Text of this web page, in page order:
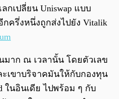
กเปลี่ยน Uniswap แบบ
ครึ่งหนึ่งถูกส่งไปยัง Vitalik
มาก ณ เวลานั้น โดยตัวเลข
เขาบริจาคมันให้กับกองทุน
ในอินเดีย ไปพร้อม ๆ กับ